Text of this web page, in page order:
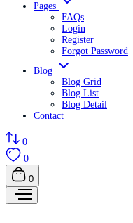
Pages
FAQs
Login
Register
Forgot Password
Blog
Blog Grid
Blog List
Blog Detail
Contact
0
0
0